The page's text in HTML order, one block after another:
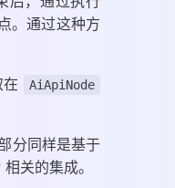
。通过这种方
AiApiNode
分同样是基于
关的集成。